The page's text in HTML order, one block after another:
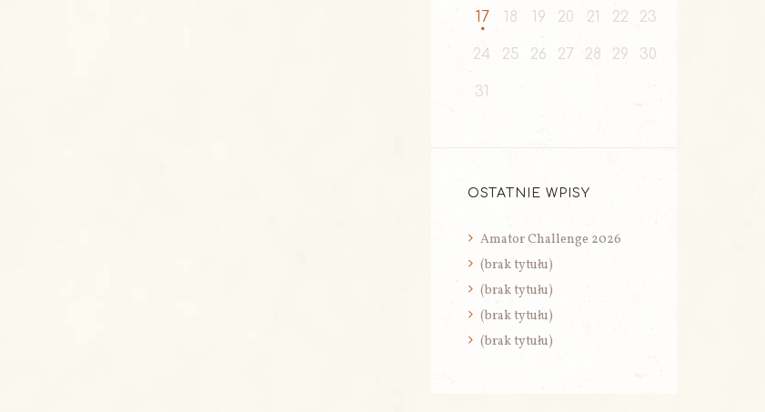
17 18 19 20 21 22 23
24 25 26 27 28 29 30
31
OSTATNIE WPISY
Amator Challenge 2026
(brak tytułu)
(brak tytułu)
(brak tytułu)
(brak tytułu)